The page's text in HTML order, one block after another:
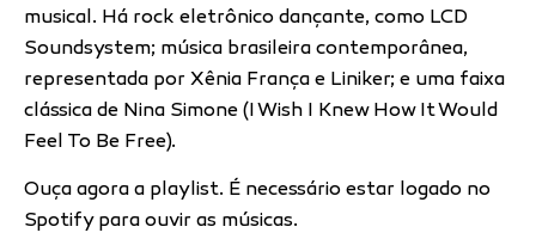
musical. Há rock eletrônico dançante, como LCD
Soundsystem; música brasileira contemporânea,
representada por Xênia França e Liniker; e uma faixa
clássica de Nina Simone (I Wish I Knew How It Would
Feel To Be Free).
Ouça agora a playlist. É necessário estar logado no
Spotify para ouvir as músicas.